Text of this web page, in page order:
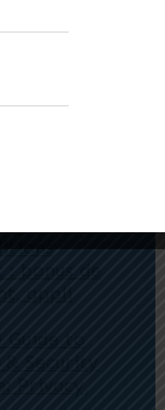
Casino